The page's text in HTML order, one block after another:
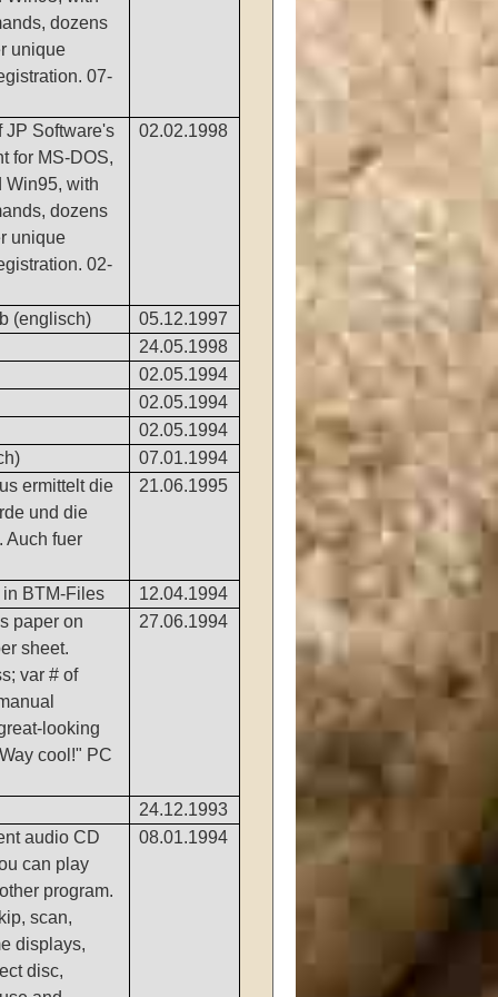
dozens
unique
07-
JP Software's
for MS-DOS,
Win95, with
dozens
unique
02-
02.02.1998
(englisch)
05.12.1997
24.05.1998
02.05.1994
02.05.1994
02.05.1994
07.01.1994
ermittelt die
und die
fuer
21.06.1995
in BTM-Files
12.04.1994
paper on
sheet.
var # of
looking
cool!" PC
27.06.1994
24.12.1993
audio CD
can play
program.
scan,
displays,
disc,
08.01.1994